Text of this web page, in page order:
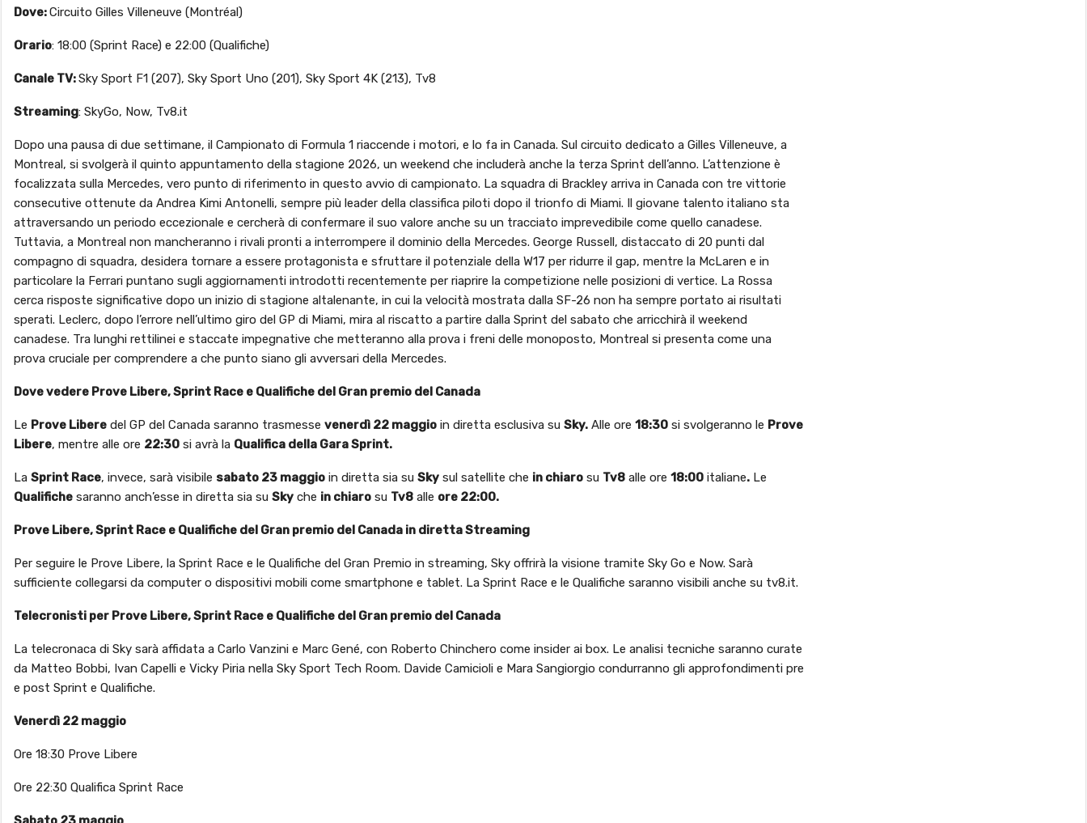
Dove:Circuito Gilles Villeneuve (Montréal)
Orario: 18:00 (Sprint Race) e 22:00 (Qualifiche)
Canale TV:Sky Sport F1 (207), Sky Sport Uno (201), Sky Sport 4K (213), Tv8
Streaming: SkyGo, Now, Tv8.it
Dopo una pausa di due settimane, il Campionato di Formula 1 riaccende i motori, e lo fa in Canada. Sul circuito dedicato a Gilles Villeneuve, a
Montreal, si svolgerà il quinto appuntamento della stagione 2026, un weekend che includerà anche la terza Sprint dell’anno. L’attenzione è
focalizzata sulla Mercedes, vero punto di riferimento in questo avvio di campionato. La squadra di Brackley arriva in Canada con tre vittorie
consecutive ottenute da Andrea Kimi Antonelli, sempre più leader della classifica piloti dopo il trionfo di Miami. Il giovane talento italiano sta
attraversando un periodo eccezionale e cercherà di confermare il suo valore anche su un tracciato imprevedibile come quello canadese.
Tuttavia, a Montreal non mancheranno i rivali pronti a interrompere il dominio della Mercedes. George Russell, distaccato di 20 punti dal
compagno di squadra, desidera tornare a essere protagonista e sfruttare il potenziale della W17 per ridurre il gap, mentre la McLaren e in
particolare la Ferrari puntano sugli aggiornamenti introdotti recentemente per riaprire la competizione nelle posizioni di vertice. La Rossa
cerca risposte significative dopo un inizio di stagione altalenante, in cui la velocità mostrata dalla SF-26 non ha sempre portato ai risultati
sperati. Leclerc, dopo l’errore nell’ultimo giro del GP di Miami, mira al riscatto a partire dalla Sprint del sabato che arricchirà il weekend
canadese. Tra lunghi rettilinei e staccate impegnative che metteranno alla prova i freni delle monoposto, Montreal si presenta come una
prova cruciale per comprendere a che punto siano gli avversari della Mercedes.
Dove vedere Prove Libere, Sprint Race e Qualifiche del Gran premio del Canada
Le Prove Libere del GP del Canada saranno trasmesse venerdì 22 maggio in diretta esclusiva su Sky. Alle ore 18:30 si svolgeranno le Prove
Libere, mentre alle ore 22:30 si avrà la Qualifica della Gara Sprint.
La Sprint Race, invece, sarà visibile sabato 23 maggio in diretta sia su Sky sul satellite che in chiaro su Tv8 alle ore 18:00 italiane. Le
Qualifiche saranno anch’esse in diretta sia su Sky che in chiaro su Tv8 alle ore 22:00.
Prove Libere, Sprint Race e Qualifiche del Gran premio del Canada in diretta Streaming
Per seguire le Prove Libere, la Sprint Race e le Qualifiche del Gran Premio in streaming, Sky offrirà la visione tramite Sky Go e Now. Sarà
sufficiente collegarsi da computer o dispositivi mobili come smartphone e tablet. La Sprint Race e le Qualifiche saranno visibili anche su tv8.it.
Telecronisti per Prove Libere, Sprint Race e Qualifiche del Gran premio del Canada
La telecronaca di Sky sarà affidata a Carlo Vanzini e Marc Gené, con Roberto Chinchero come insider ai box. Le analisi tecniche saranno curate
da Matteo Bobbi, Ivan Capelli e Vicky Piria nella Sky Sport Tech Room. Davide Camicioli e Mara Sangiorgio condurranno gli approfondimenti pre
e post Sprint e Qualifiche.
Venerdì 22 maggio
Ore 18:30 Prove Libere
Ore 22:30 Qualifica Sprint Race